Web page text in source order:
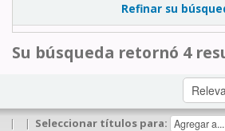
Refinar su
Su búsqueda retornó 4
| | Seleccionar títulos para: